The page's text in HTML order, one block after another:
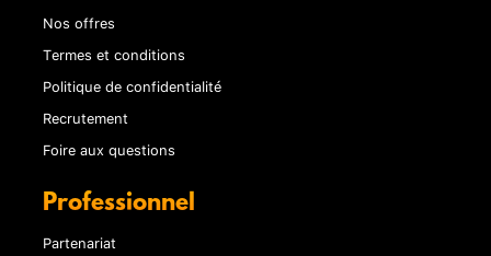
Nos offres
Termes et conditions
Politique de confidentialité
Recrutement
Foire aux questions
Professionnel
Partenariat